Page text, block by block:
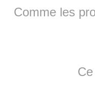
Comme les